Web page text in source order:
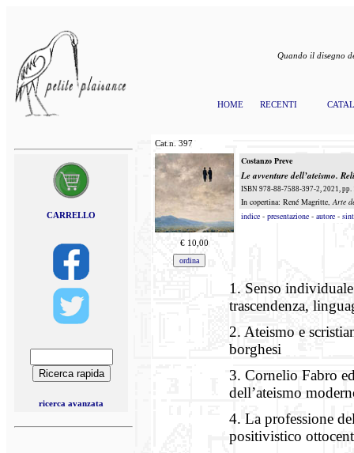
Quando il disegno
HOME RECENTI
CARRELLO
ricerca avanzata
Cat.n. 397
Costanzo Preve
Le avventure dell’ateismo.
ISBN 978-88-7588-397-2, 2021, pp.
In copertina: René Magritte,Arte
indice - presentazione - autore -
€ 10,00
1. Senso
trascendenza,
2. Ateismo e
borghesi
3. Cornelio Fabro
dell’ateismo
4. La professione
positivistico